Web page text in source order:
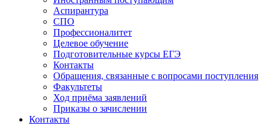
Аспирантура
СПО
Профессионалитет
Целевое обучение
Подготовительные курсы ЕГЭ
Контакты
Обращения, связанные с вопросами поступления
Факультеты
Ход приёма заявлений
Приказы о зачислении
Контакты